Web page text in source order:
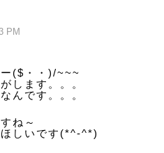
PM
($・・)/~~~
します。。。
んです。。。
ね～
しいです(*^-^*)